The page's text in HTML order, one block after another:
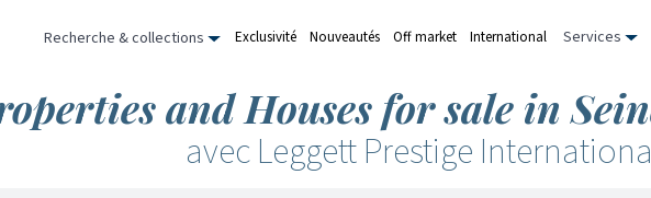
Recherche & collections Exclusivité Nouveautés Off market International Services
and Houses for sale in
avec Leggett Prestige